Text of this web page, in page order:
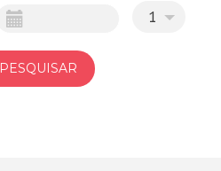
1
PESQUISAR